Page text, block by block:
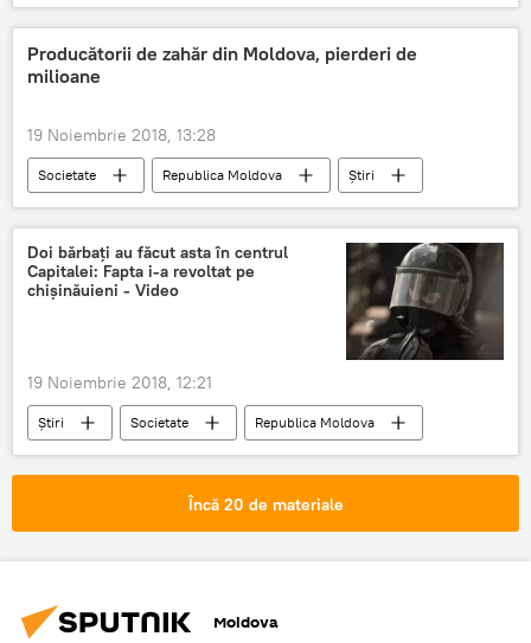
Republica Moldova
Știri
detalii
Rusia
vizita
Producătorii de zahăr din Moldova, pierderi de
milioane
19 Noiembrie 2018, 13:28
Societate Republica Moldova
Știri
zahar
recolta
consum
Cheltuieli suplimentare
Doi bărbați au făcut asta în centrul
Capitalei: Fapta i-a revoltat pe
chișinăuieni - Video
19 Noiembrie 2018, 12:21
Știri Societate
Republica Moldova
fulger
barbat
a facut asta
Încă 20 de materiale
Moldova